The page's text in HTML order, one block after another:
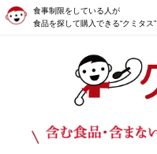
食事制限をしている人が
食品を探して購入できる“クミタス”